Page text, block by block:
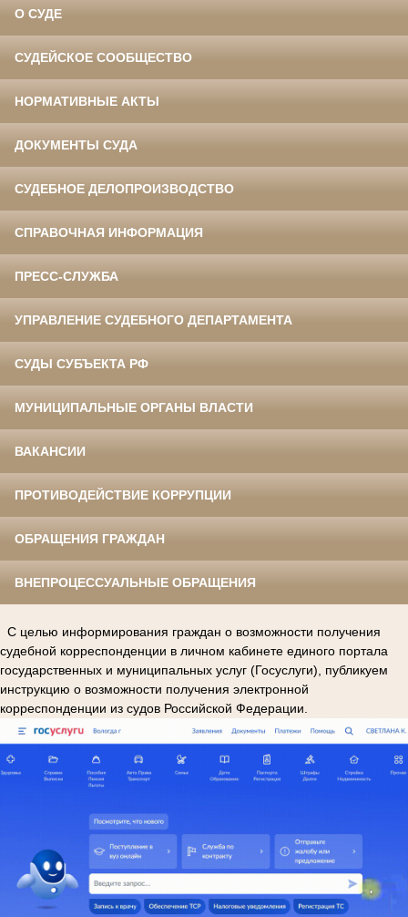
О СУДЕ
СУДЕЙСКОЕ СООБЩЕСТВО
НОРМАТИВНЫЕ АКТЫ
ДОКУМЕНТЫ СУДА
СУДЕБНОЕ ДЕЛОПРОИЗВОДСТВО
СПРАВОЧНАЯ ИНФОРМАЦИЯ
ПРЕСС-СЛУЖБА
УПРАВЛЕНИЕ СУДЕБНОГО ДЕПАРТАМЕНТА
СУДЫ СУБЪЕКТА РФ
МУНИЦИПАЛЬНЫЕ ОРГАНЫ ВЛАСТИ
ВАКАНСИИ
ПРОТИВОДЕЙСТВИЕ КОРРУПЦИИ
ОБРАЩЕНИЯ ГРАЖДАН
ВНЕПРОЦЕССУАЛЬНЫЕ ОБРАЩЕНИЯ
С целью информирования граждан о возможности получения
судебной корреспонденции в личном кабинете единого портала
государственных и муниципальных услуг (Госуслуги), публикуем
инструкцию о возможности получения электронной
корреспонденции из судов Российской Федерации.